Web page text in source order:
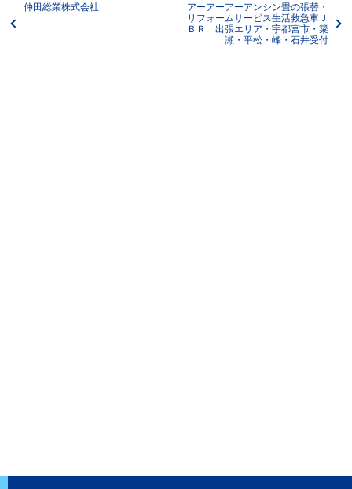
仲田総業株式会社
アーアーアーアンシン畳の張替・
リフォームサービス生活救急車Ｊ
ＢＲ 出張エリア・宇都宮市・簗
瀬・平松・峰・石井受付